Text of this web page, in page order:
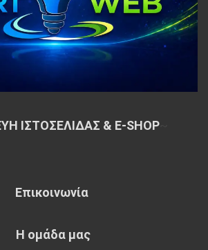
ΙΣΤΟΣΕΛΙΔΑΣ & E-SHOP~
Επικοινωνία
Η ομάδα μας